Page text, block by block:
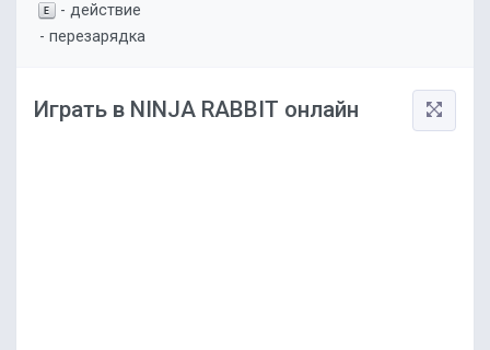
- действие
- перезарядка
Играть в NINJA RABBIT онлайн